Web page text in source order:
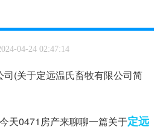
04-24 02:47:14
天0471房产来聊聊一篇关于定远